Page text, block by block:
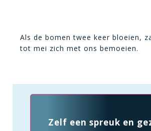
Als de bomen twee keer bloeien,
tot mei zich met ons bemoeien.
Zelf een spreuk en